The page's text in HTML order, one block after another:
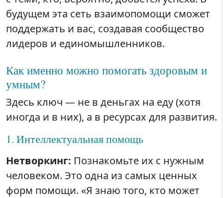
будущем эта сеть взаимопомощи сможет
поддержать и вас, создавая сообщество
лидеров и единомышленников.
Как именно можно помогать здоровым и
умным?
Здесь ключ — не в деньгах на еду (хотя
иногда и в них), а в ресурсах для развития.
1. Интеллектуальная помощь
Нетворкинг: Познакомьте их с нужным
человеком. Это одна из самых ценных
форм помощи. «Я знаю того, кто может